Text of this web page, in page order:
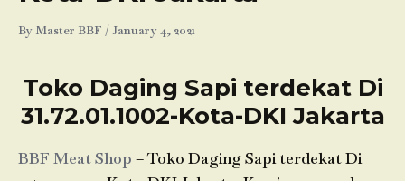
By Master BBF /January 4, 2021
Toko Daging Sapi terdekat Di
31.72.01.1002-Kota-DKI Jakarta
BBF Meat Shop – Toko Daging Sapi terdekat Di